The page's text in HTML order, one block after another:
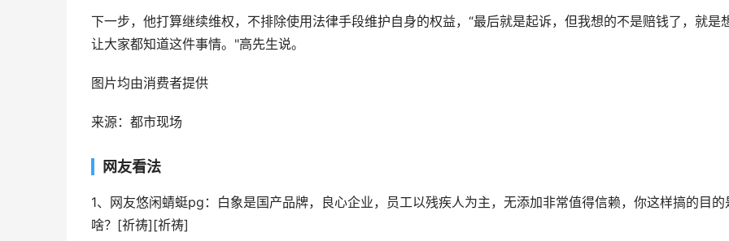
下一步，他打算继续维权，不排除使用法律手段维护自身的权益，“最后就是起诉，但我想的不是赔钱了，就是
让大家都知道这件事情。"高先生说。
图片均由消费者提供
来源：都市现场
网友看法
1、网友悠闲蜻蜓pg：白象是国产品牌，良心企业，员工以残疾人为主，无添加非常值得信赖，你这样搞的目的
啥？[祈祷][祈祷]